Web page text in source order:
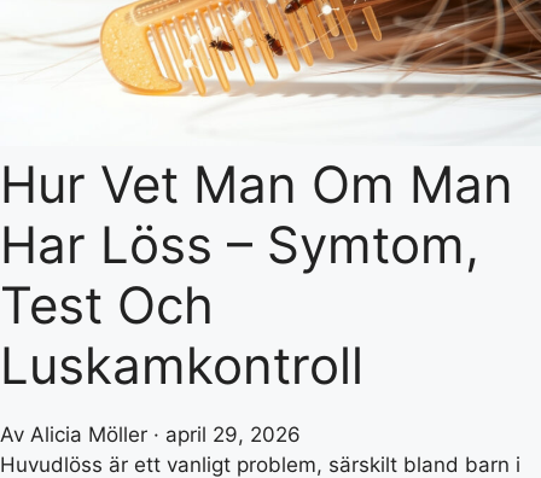
Hur Vet Man Om Man
Har Löss – Symtom,
Test Och
Luskamkontroll
Av Alicia Möller · april 29, 2026
Huvudlöss är ett vanligt problem, särskilt bland barn i